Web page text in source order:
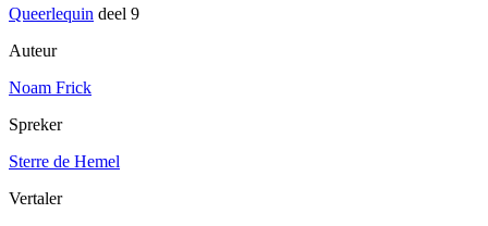
Queerlequin deel 9
Auteur
Noam Frick
Spreker
Sterre de Hemel
Vertaler